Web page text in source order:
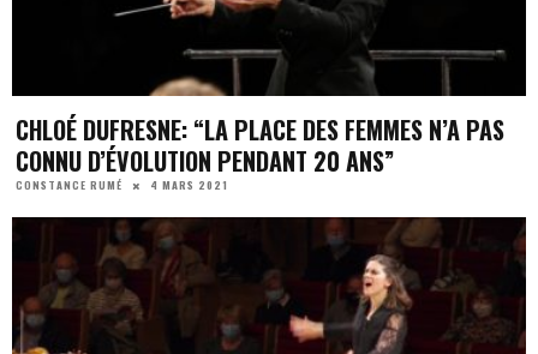
CHLOÉ DUFRESNE: “LA PLACE DES FEMMES N’A PAS
CONNU D’ÉVOLUTION PENDANT 20 ANS”
CONSTANCE RUMÉ 4 MARS 2021